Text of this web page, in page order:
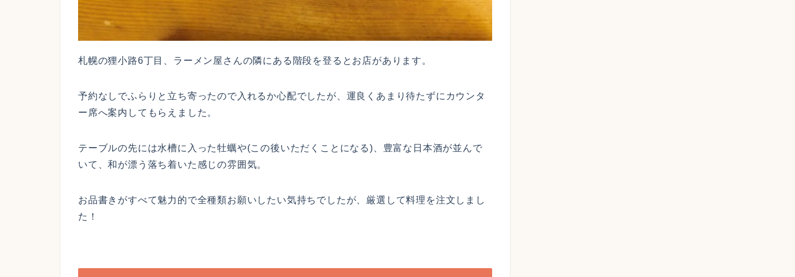
札幌の狸小路6丁目、ラーメン屋さんの隣にある階段を登るとお店があります。
予約なしでふらりと立ち寄ったので入れるか心配でしたが、運良くあまり待たずにカウンタ
ー席へ案内してもらえました。
テーブルの先には水槽に入った牡蠣や(この後いただくことになる)、豊富な日本酒が並んで
いて、和が漂う落ち着いた感じの雰囲気。
お品書きがすべて魅力的で全種類お願いしたい気持ちでしたが、厳選して料理を注文しまし
た！